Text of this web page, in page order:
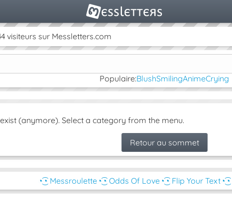
sur Messletters.com
Populaire:BlushSmilingAnimeCrying
(anymore). Select a category from the menu.
Retour au sommet
◔͜͡◔ Messroulette ◔͜͡◔ Odds Of Love ◔͜͡◔ Flip Your Text